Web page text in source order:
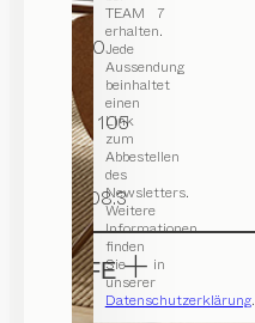
TEAM 7
erhalten.
Jede
Aussendung
beinhaltet
einen
Link
zum
Abbestellen
des
Newsletters.
Weitere
Informationen
finden
Sie in
unserer
Datenschutzerklärung.
Tiefe
43.6, 50
Breite
55, 85, 105
Höhe
76.3, 108.3
GRIFFE